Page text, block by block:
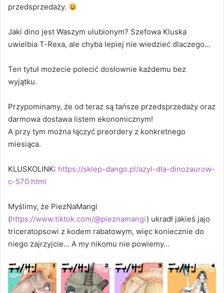
przedsprzedaży.
Jaki dino jest Waszym ulubionym? Szefowa Kluska
uwielbia T-Rexa, ale chyba lepiej nie wiedzieć dlaczego…
Ten tytuł możecie polecić dosłownie każdemu bez
wyjątku.
Przypominamy, że od teraz są tańsze przedsprzedaży oraz
darmowa dostawa listem ekonomicznym!
A przy tym można łączyć preordery z konkretnego
miesiąca.
KLUSKOLINK: https://sklep-dango.pl/azyl-dla-dinozaurow-
c-570.html
Myślimy, że PiezNaMangi
(https://www.tiktok.com/@pieznamangi) ukradł jakieś jajo
triceratopsowi z kodem rabatowym, więc koniecznie do
niego zajrzyjcie… A my nikomu nie powiemy…